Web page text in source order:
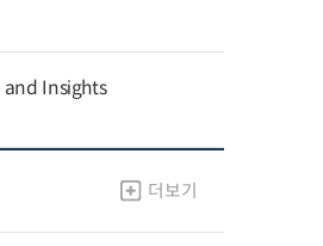
and Insights
더보기